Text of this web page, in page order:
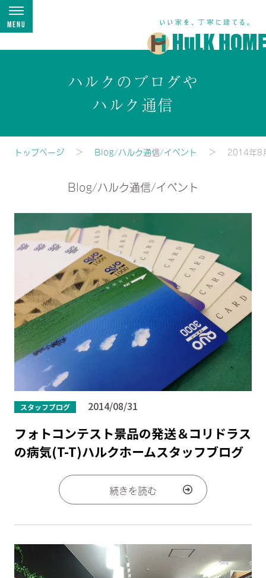
Menu
ハルクのブログや
ハルク通信
トップページ Blog/ハルク通信/イベント 2014年8
Blog/ハルク通信/イベント
スタッフブログ 2014/08/31
フォトコンテスト景品の発送＆コリドラス
の病気(T-T)ハルクホームスタッフブログ
続きを読む